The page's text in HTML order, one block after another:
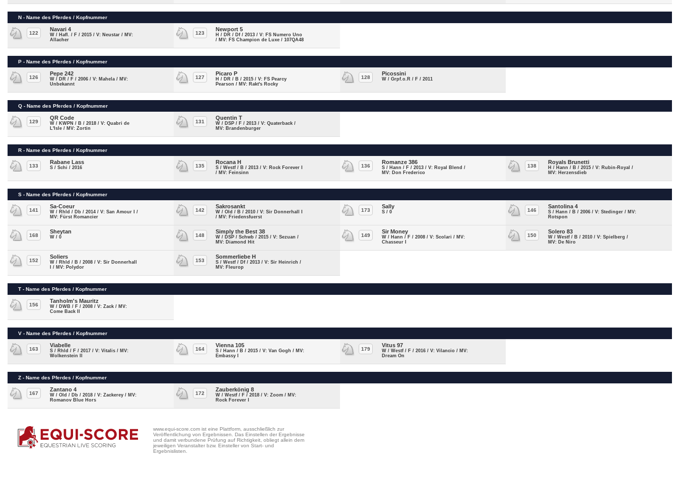
N - Name des Pferdes / Kopfnummer
122
Navari 4
W / Hafl. / F / 2015 / V: Neustar / MV:
Allacher
123
Newport 5
H / DR / Df / 2013 / V: FS Numero Uno
/ MV: FS Champion de Luxe / 107QA48
P - Name des Pferdes / Kopfnummer
126
Pepe 242
W / DR / F / 2006 / V: Mahela / MV:
Unbekannt
127
Picaro P
H / DR / B / 2015 / V: FS Pearcy
Pearson / MV: Rakt's Rocky
128
Picossini
W / Grpf.o.R / F / 2011
Q - Name des Pferdes / Kopfnummer
129
QR Code
W / KWPN / B / 2018 / V: Quabri de
L'Isle / MV: Zortin
131
Quentin T
W / DSP / F / 2013 / V: Quaterback /
MV: Brandenburger
R - Name des Pferdes / Kopfnummer
133
Rabane Lass
S / Schi / 2016 135
Rocana H
S / Westf / B / 2013 / V: Rock Forever I
/ MV: Feinsinn
136
Romanze 386
S / Hann / F / 2013 / V: Royal Blend /
MV: Don Frederico
138
Royals Brunetti
H / Hann / B / 2015 / V: Rubin-Royal /
MV: Herzensdieb
S - Name des Pferdes / Kopfnummer
141
Sa-Coeur
W / Rhld / Db / 2014 / V: San Amour I /
MV: Fürst Romancier
142
Sakrosankt
W / Old / B / 2010 / V: Sir Donnerhall I
/ MV: Friedensfuerst
173
Sally
S / 0 146
Santolina 4
S / Hann / B / 2006 / V: Stedinger / MV:
Rotspon
168
Sheytan
W / 0 148
Simply the Best 38
W / DSP / Schwb / 2015 / V: Sezuan /
MV: Diamond Hit
149
Sir Money
W / Hann / F / 2008 / V: Scolari / MV:
Chasseur I
150
Solero 83
W / Westf / B / 2010 / V: Spielberg /
MV: De Niro
152
Soliers
W / Rhld / B / 2008 / V: Sir Donnerhall
I / MV: Polydor
153
Sommerliebe H
S / Westf / Df / 2013 / V: Sir Heinrich /
MV: Fleurop
T - Name des Pferdes / Kopfnummer
156
Tanholm's Mauritz
W / DWB / F / 2008 / V: Zack / MV:
Come Back II
V - Name des Pferdes / Kopfnummer
163
Viabelle
S / Rhld / F / 2017 / V: Vitalis / MV:
Wolkenstein II
164
Vienna 105
S / Hann / B / 2015 / V: Van Gogh / MV:
Embassy I
179
Vitus 97
W / Westf / F / 2016 / V: Vilancio / MV:
Dream On
Z - Name des Pferdes / Kopfnummer
167
Zantano 4
W / Old / Db / 2018 / V: Zackerey / MV:
Romanov Blue Hors
172
Zauberkönig 8
W / Westf / F / 2018 / V: Zoom / MV:
Rock Forever I
www.equi-score.com ist eine Plattform, ausschließlich zur
Veröffentlichung von Ergebnissen. Das Einstellen der Ergebnisse
und damit verbundene Prüfung auf Richtigkeit, obliegt allein dem
jeweiligen Veranstalter bzw. Einsteller von Start- und
Ergebnislisten.